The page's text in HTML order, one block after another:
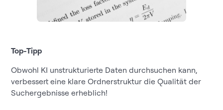
Top-Tipp
Obwohl KI unstrukturierte Daten durchsuchen kann,
verbessert eine klare Ordnerstruktur die Qualität der
Suchergebnisse erheblich!